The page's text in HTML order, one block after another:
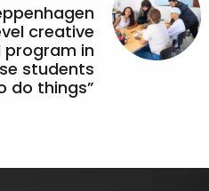
creative
in
students
do things”